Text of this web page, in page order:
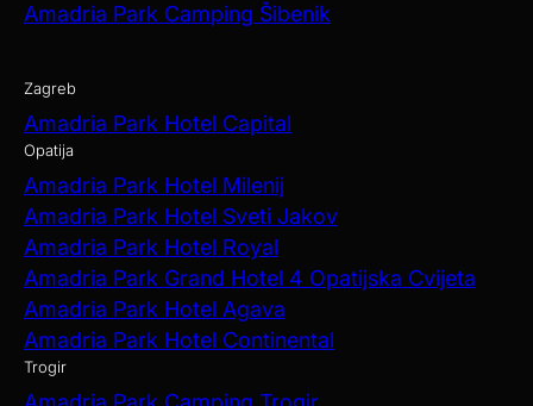
Amadria Park Camping Šibenik
Zagreb
Amadria Park Hotel Capital
Opatija
Amadria Park Hotel Milenij
Amadria Park Hotel Sveti Jakov
Amadria Park Hotel Royal
Amadria Park Grand Hotel 4 Opatijska Cvijeta
Amadria Park Hotel Agava
Amadria Park Hotel Continental
Trogir